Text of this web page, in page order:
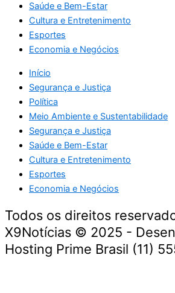
Saúde e Bem-Estar
Cultura e Entretenimento
Esportes
Economia e Negócios
Início
Segurança e Justiça
Política
Meio Ambiente e Sustentabilidade
Segurança e Justiça
Saúde e Bem-Estar
Cultura e Entretenimento
Esportes
Economia e Negócios
Todos os direitos
X9Notícias © 2025 -
Hosting Prime Brasil (11)